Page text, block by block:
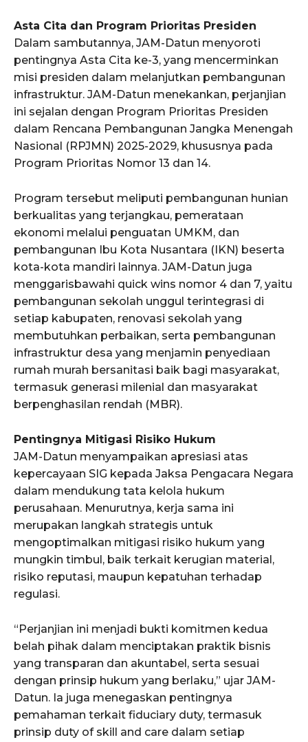
Asta Cita dan Program Prioritas Presiden
Dalam sambutannya, JAM-Datun menyoroti
pentingnya Asta Cita ke-3, yang mencerminkan
misi presiden dalam melanjutkan pembangunan
infrastruktur. JAM-Datun menekankan, perjanjian
ini sejalan dengan Program Prioritas Presiden
dalam Rencana Pembangunan Jangka Menengah
Nasional (RPJMN) 2025-2029, khususnya pada
Program Prioritas Nomor 13 dan 14.
Program tersebut meliputi pembangunan hunian
berkualitas yang terjangkau, pemerataan
ekonomi melalui penguatan UMKM, dan
pembangunan Ibu Kota Nusantara (IKN) beserta
kota-kota mandiri lainnya. JAM-Datun juga
menggarisbawahi quick wins nomor 4 dan 7, yaitu
pembangunan sekolah unggul terintegrasi di
setiap kabupaten, renovasi sekolah yang
membutuhkan perbaikan, serta pembangunan
infrastruktur desa yang menjamin penyediaan
rumah murah bersanitasi baik bagi masyarakat,
termasuk generasi milenial dan masyarakat
berpenghasilan rendah (MBR).
Pentingnya Mitigasi Risiko Hukum
JAM-Datun menyampaikan apresiasi atas
kepercayaan SIG kepada Jaksa Pengacara Negara
dalam mendukung tata kelola hukum
perusahaan. Menurutnya, kerja sama ini
merupakan langkah strategis untuk
mengoptimalkan mitigasi risiko hukum yang
mungkin timbul, baik terkait kerugian material,
risiko reputasi, maupun kepatuhan terhadap
regulasi.
“Perjanjian ini menjadi bukti komitmen kedua
belah pihak dalam menciptakan praktik bisnis
yang transparan dan akuntabel, serta sesuai
dengan prinsip hukum yang berlaku,” ujar JAM-
Datun. Ia juga menegaskan pentingnya
pemahaman terkait fiduciary duty, termasuk
prinsip duty of skill and care dalam setiap